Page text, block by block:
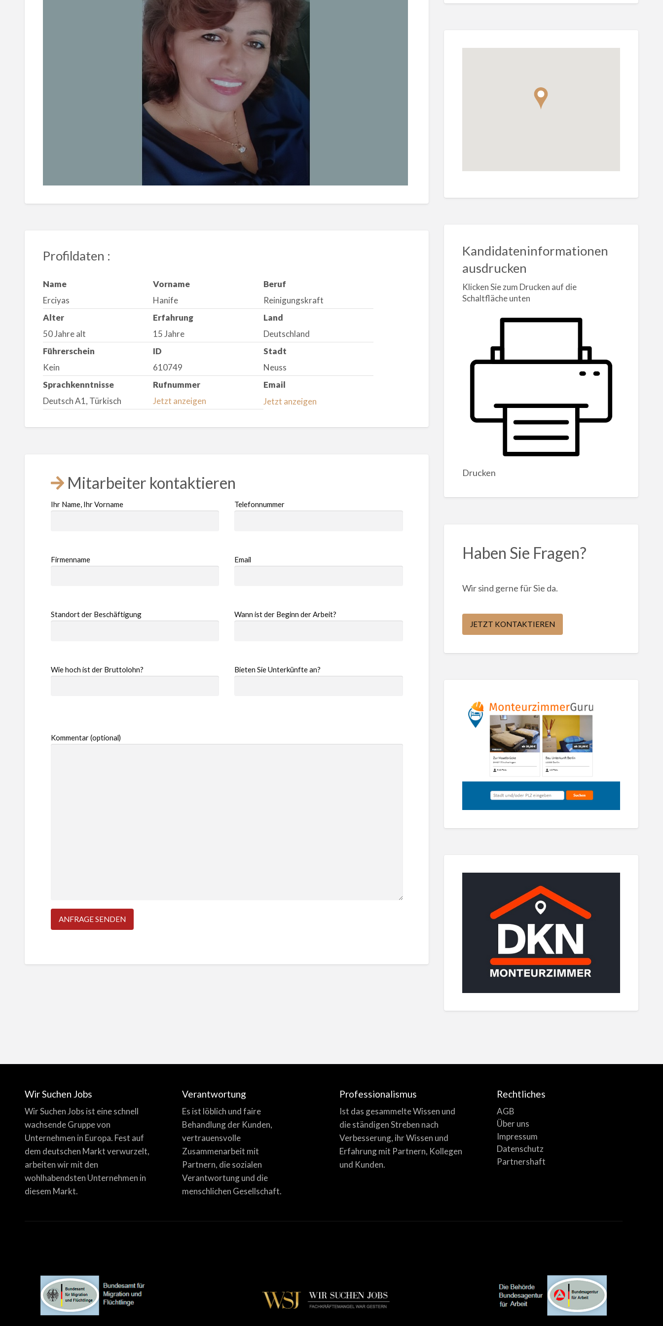
Profildaten :
Name
Erciyas
Vorname
Hanife
Beruf
Reinigungskraft
Alter
50 Jahre alt
Erfahrung
15 Jahre
Land
Deutschland
Führerschein
Kein
ID
610749
Stadt
Neuss
Sprachkenntnisse
Deutsch A1, Türkisch
Rufnummer
Jetzt anzeigen
Email
Jetzt anzeigen
Mitarbeiter kontaktieren
Ihr Name, Ihr Vorname
Firmenname
Standort der Beschäftigung
Wie hoch ist der Bruttolohn?
Telefonnummer
Email
Wann ist der Beginn der Arbeit?
Bieten Sie Unterkünfte an?
Kommentar (optional)
Kandidateninformationen
ausdrucken
Klicken Sie zum Drucken auf die
Schaltfläche unten
Drucken
Haben Sie Fragen?
Wir sind gerne für Sie da.
JETZT KONTAKTIEREN
Wir Suchen Jobs
Wir Suchen Jobs ist eine schnell
wachsende Gruppe von
Unternehmen in Europa. Fest auf
dem deutschen Markt verwurzelt,
arbeiten wir mit den
wohlhabendsten Unternehmen in
diesem Markt.
Verantwortung
Es ist löblich und faire
Behandlung der Kunden,
vertrauensvolle
Zusammenarbeit mit
Partnern, die sozialen
Verantwortung und die
menschlichen Gesellschaft.
Professionalismus
Ist das gesammelte Wissen und
die ständigen Streben nach
Verbesserung, ihr Wissen und
Erfahrung mit Partnern, Kollegen
und Kunden.
Rechtliches
AGB
Über uns
Impressum
Datenschutz
Partnershaft